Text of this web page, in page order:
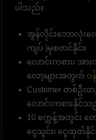
ပါသည်။
အွန်လိုင်းဘောလုံးလ
ကျပ် )မှစတင်နိုင်။
လောင်းကစား၊ အားက
လော့များအတွက် ဝ
Customer တစ်ဦး
လောင်းကစားနိုင်သ
10 စက္ကန့်အတွင်း တ
ငွေသွင်း၊ ငွေထုတ်နို